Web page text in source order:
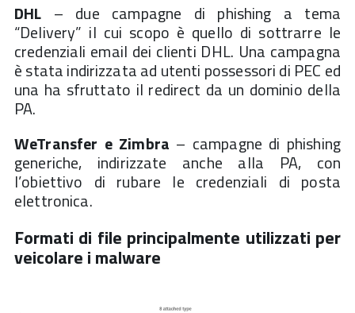
DHL – due campagne di phishing a tema
“Delivery” il cui scopo è quello di sottrarre le
credenziali email dei clienti DHL. Una campagna
è stata indirizzata ad utenti possessori di PEC ed
una ha sfruttato il redirect da un dominio della
PA.
WeTransfer e Zimbra – campagne di phishing
generiche, indirizzate anche alla PA, con
l’obiettivo di rubare le credenziali di posta
elettronica.
Formati di file principalmente utilizzati per
veicolare i malware